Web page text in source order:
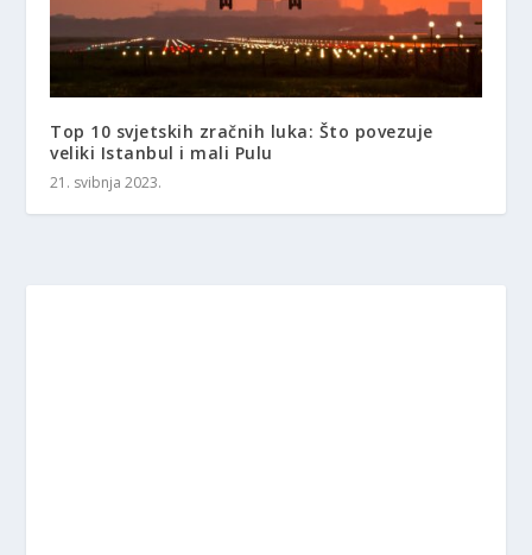
Top 10 svjetskih zračnih luka: Što povezuje
veliki Istanbul i mali Pulu
21. svibnja 2023.